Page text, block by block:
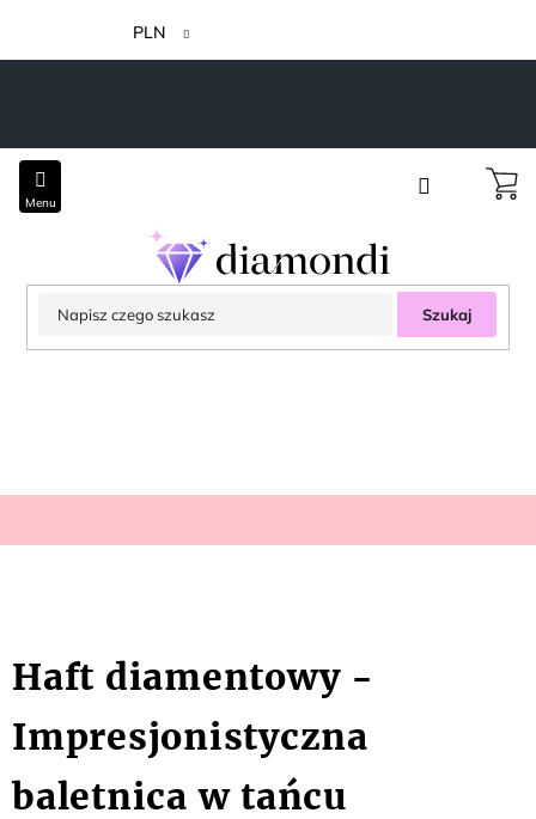
treści
PLN
Szukaj
Haft diamentowy -
Impresjonistyczna
baletnica w tańcu